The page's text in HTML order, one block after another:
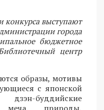
выступают
города
бюджетное
центр
образы, мотивы
с японской
буддийские